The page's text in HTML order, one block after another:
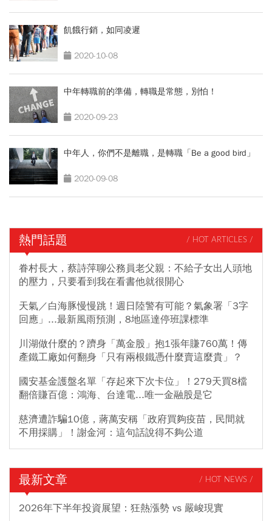
飢餓行銷，如同凌遲
2020-10-08
中年轉職前的準備，轉職是常態，別怕！
2020-09-23
中年人，你們不是離職，是轉職「Be a good bird」
2020-09-08
熱門話題 / HOT ARTICLES /
眷村長大，蔡詩萍聊公務員老父親：不給子女出人頭地
的壓力，只要看到我在看書他就很開心
天氣／白海豚慢慢跳！週日陸警有可能？氣象署「3字
回應」...最新風雨預測，8地區達停班課標準
川湖做什麼的？躋身「萬金股」抱1張年賺760萬！傳
產鐵工廠如何翻身「只有兩根鐵憑什麼賣這麼貴」？
國安基金護盤名單「存起來下次卡位」！279天買8檔
翻倍賺百億：鴻海、台達電...唯一金融股是它
慈濟遭詐騙10億，蔣萬安稱「政府買夠疫苗，民間就
不用採購」！謝金河：這句話說得不夠公道
最新文章 / HOT NEWS /
2026年下半年投資展望：狂熱漲勢 vs 嚴峻現實